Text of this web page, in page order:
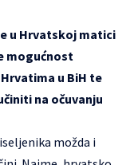
u Hrvatskoj matici
mogućnost
u BiH te
na očuvanju
možda i